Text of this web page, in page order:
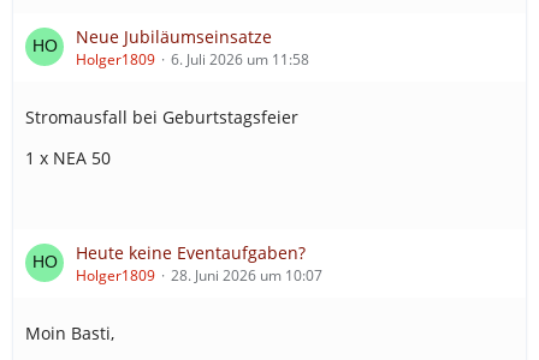
Neue Jubiläumseinsatze
Holger1809 6. Juli 2026 um 11:58
Stromausfall bei Geburtstagsfeier
1 x NEA 50
Heute keine Eventaufgaben?
Holger1809 28. Juni 2026 um 10:07
Moin Basti,